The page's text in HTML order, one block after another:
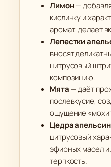
Лимон—
кислинку и
аромат, делает
Лепестки
вносят
цитрусовый
композицию.
Мята — даёт
послевкусие,
ощущение
Цедра
цитрусовый
эфирных масел
терпкость.